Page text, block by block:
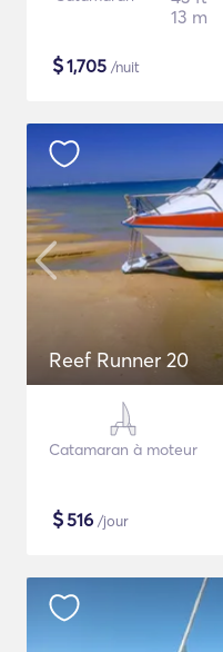
13 m
$1,705 /nuit
Reef Runner 20
Catamaran à moteur
$516 /jour